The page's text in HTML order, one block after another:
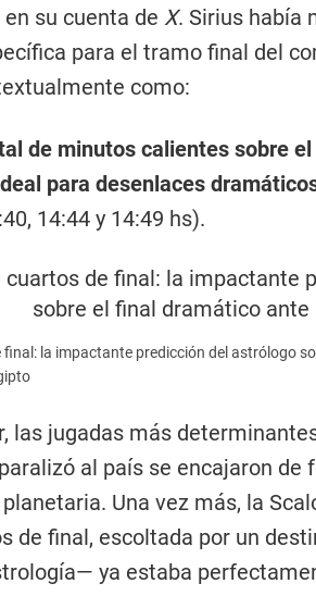
su cuenta de X. Sirius había
para el tramo final del
como:
de minutos calientes sobre
para desenlaces
14:44 y 14:49 hs).
la impactante predicción del astrólogo
las jugadas más
al país se encajaron de
Una vez más, la
de final, escoltada por un
ya estaba